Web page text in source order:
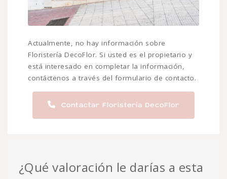
Actualmente, no hay información sobre
Floristería DecoFlor. Si usted es el propietario y
está interesado en completar la información,
contáctenos a través del formulario de contacto.
Contactar Floristería DecoFlor
¿Qué valoración le darías a esta